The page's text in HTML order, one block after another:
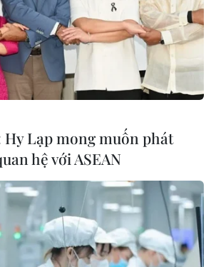
Quốc hoan nghênh việc
Hy Lạp mong muốn phát
hệ với ASEAN